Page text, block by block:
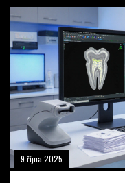
9 října 2025